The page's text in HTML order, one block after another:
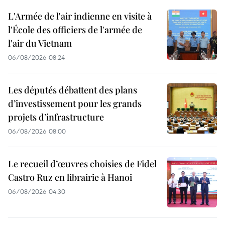
L'Armée de l'air indienne en visite à
l'École des officiers de l'armée de
l'air du Vietnam
06/08/2026 08:24
Les députés débattent des plans
d’investissement pour les grands
projets d’infrastructure
06/08/2026 08:00
Le recueil d’œuvres choisies de Fidel
Castro Ruz en librairie à Hanoi
06/08/2026 04:30